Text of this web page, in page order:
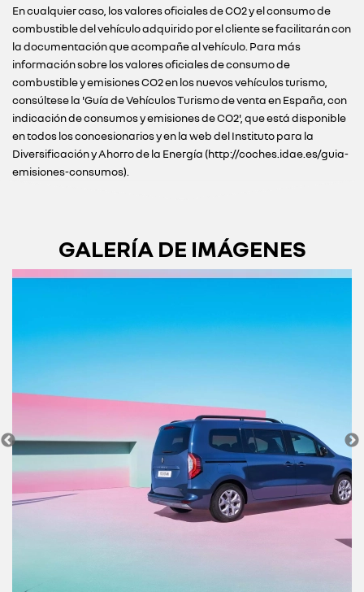
En cualquier caso, los valores oficiales de CO2 y el consumo de
combustible del vehículo adquirido por el cliente se facilitarán con
la documentación que acompañe al vehículo. Para más
información sobre los valores oficiales de consumo de
combustible y emisiones CO2 en los nuevos vehículos turismo,
consúltese la 'Guía de Vehículos Turismo de venta en España, con
indicación de consumos y emisiones de CO2', que está disponible
en todos los concesionarios y en la web del Instituto para la
Diversificación y Ahorro de la Energía (http://coches.idae.es/guia-
emisiones-consumos).
GALERÍA DE IMÁGENES